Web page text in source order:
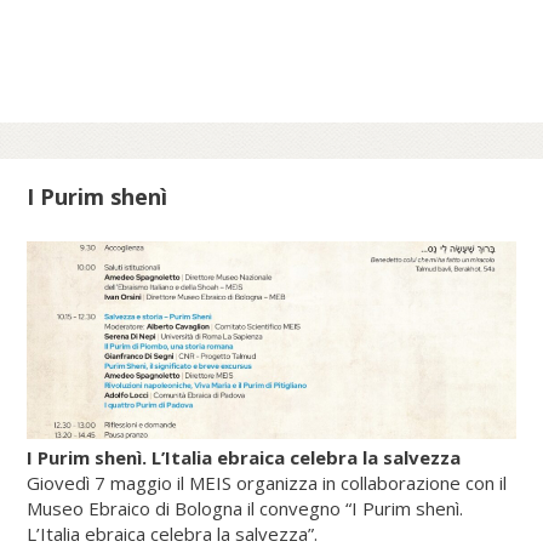
Scopri di più su fscire.it...
I Purim shenì
I Purim shenì. L’Italia ebraica celebra la salvezza
Giovedì 7 maggio il MEIS organizza in collaborazione con il
Museo Ebraico di Bologna il convegno “I Purim shenì.
L’Italia ebraica celebra la salvezza”.